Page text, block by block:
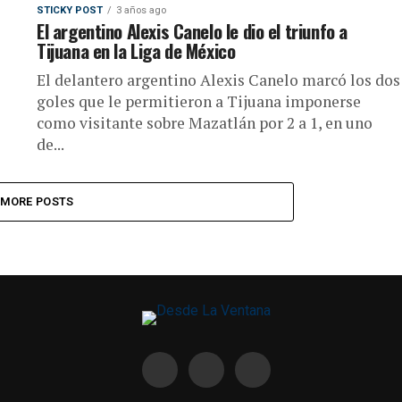
STICKY POST 3 años ago
El argentino Alexis Canelo le dio el triunfo a
Tijuana en la Liga de México
El delantero argentino Alexis Canelo marcó los dos
goles que le permitieron a Tijuana imponerse
como visitante sobre Mazatlán por 2 a 1, en uno
de...
MORE POSTS